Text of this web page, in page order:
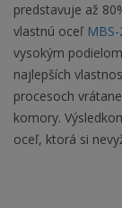
predstavuje až
vlastnú oceľ MBS-
vysokým
najlepších
procesoch
komory.
oceľ, ktorá si